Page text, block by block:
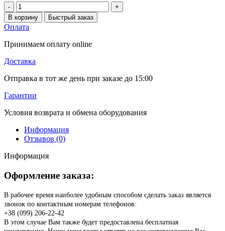
-
+
В корзину
Быстрый заказ
Оплата
Принимаем оплату online
Доставка
Отправка в тот же день при заказе до 15:00
Гарантии
Условия возврата и обмена оборудования
Информация
Отзывов (0)
Информация
Оформление заказа:
В рабочее время наиболее удобным способом сделать заказ является
звонок по контактным номерам телефонов:
+38 (099) 206-22-42
В этом случае Вам также будет предоставлена бесплатная